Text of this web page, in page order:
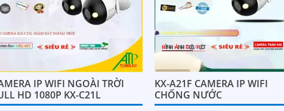
IP WIFI NGOÀI TRỜI
HD 1080P KX-C21L
KX-A21F CAMERA IP WIFI
CHỐNG NƯỚC